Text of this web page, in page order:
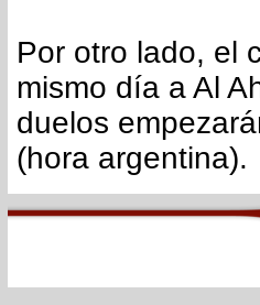
Por otro lado, el
mismo día a Al
duelos
(hora argentina).